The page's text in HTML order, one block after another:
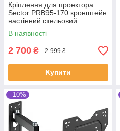
Кріплення для проектора
Sector PRB95-170 кронштейн
настінний стельовий
В наявності
2 700 ₴ 2 999 ₴
Купити
–10%